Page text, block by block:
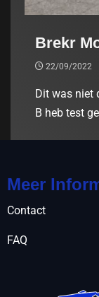
Brekr
22/09/2022
Dit was niet
B heb test
Meer
Contact
FAQ